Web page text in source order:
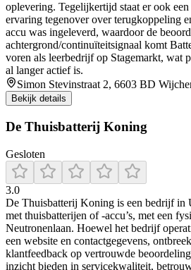
oplevering. Tegelijkertijd staat er ook
ervaring tegenover over terugkoppeling
accu was ingeleverd, waardoor de
achtergrond/continuïteitsignaal komt
voren als leerbedrijf op Stagemarkt, wat
al langer actief is.
Simon Stevinstraat 2, 6603 BD
Bekijk details
De Thuisbatterij Koning
Gesloten
3.0
De Thuisbatterij Koning is een bedrijf in
met thuisbatterijen of -accu’s, met een
Neutronenlaan. Hoewel het bedrijf
een website en contactgegevens,
klantfeedback op vertrouwde
inzicht bieden in servicekwaliteit,